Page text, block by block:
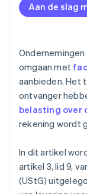
Aan de slag
omgaan met
aanbieden. Het
ontvanger
belasting over
rekening wordt
In dit artikel
artikel 3, lid 9,
(UStG)